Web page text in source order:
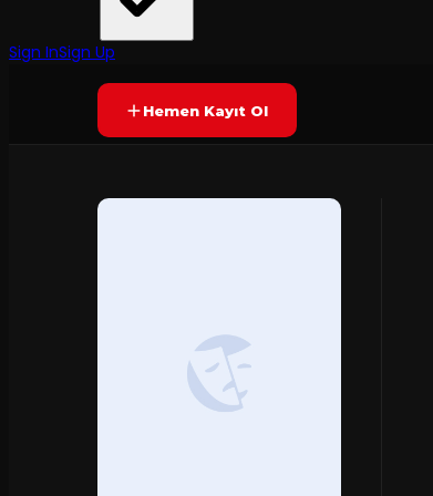
Sign InSign UpYAKINDA Yetersiz oy
Hemen Kayıt Ol